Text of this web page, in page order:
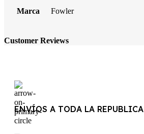
Marca Fowler
Customer Reviews
ENVÍOS A TODA LA REPUBLICA